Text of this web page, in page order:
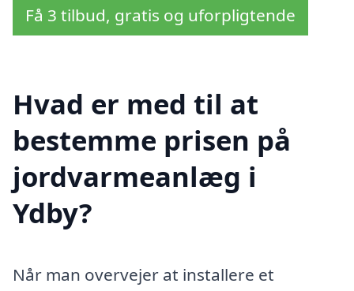
Få 3 tilbud, gratis og uforpligtende
Hvad er med til at
bestemme prisen på
jordvarmeanlæg i
Ydby?
Når man overvejer at installere et